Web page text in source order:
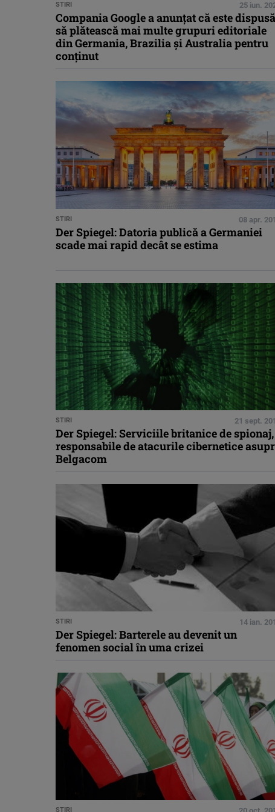
STIRI 25 iun.
Compania Google a anunțat că este dispusă
să plătească mai multe grupuri editoriale
din Germania, Brazilia și Australia pentru
conținut
STIRI 08 apr.
Der Spiegel: Datoria publică a Germaniei
scade mai rapid decât se estima
STIRI 21 sept.
Der Spiegel: Serviciile britanice de spionaj,
responsabile de atacurile cibernetice
Belgacom
STIRI 14 ian.
Der Spiegel: Barterele au devenit un
fenomen social în uma crizei
STIRI